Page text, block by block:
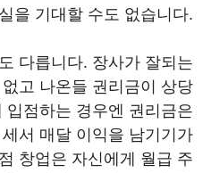
을 기대할 수도 없습니다.
다릅니다. 장사가 잘되는
고 나온들 권리금이 상당
점하는 경우엔 권리금은
서 매달 이익을 남기기가
창업은 자신에게 월급 주